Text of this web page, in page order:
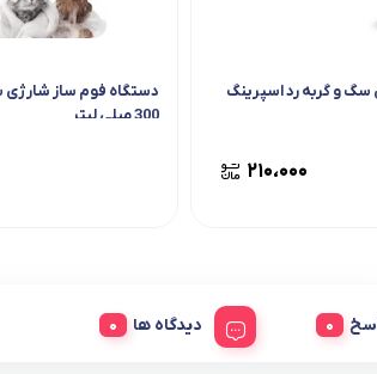
و گربه رد اسپرینگ
۲۱۰،۰۰۰
دستگاه فوم ساز
300 میلی لیتر
دیدگاه ها